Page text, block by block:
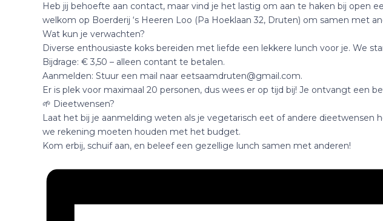
Heb jij behoefte aan contact, maar vind je het lastig om aan te haken bij open
welkom op Boerderij ‘s Heeren Loo (Pa Hoeklaan 32, Druten) om samen met
Wat kun je verwachten?
Diverse enthousiaste koks bereiden met liefde een lekkere lunch voor je. We
Bijdrage: € 3,50 – alleen contant te betalen.
Aanmelden: Stuur een mail naar eetsaamdruten@gmail.com.
Er is plek voor maximaal 20 personen, dus wees er op tijd bij! Je ontvangt een
🌱 Dieetwensen?
Laat het bij je aanmelding weten als je vegetarisch eet of andere
we rekening moeten houden met het budget.
Kom erbij, schuif aan, en beleef een gezellige lunch samen met anderen!